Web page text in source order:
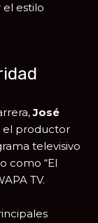
el estilo
José
el productor
televisivo
como “El
TV.